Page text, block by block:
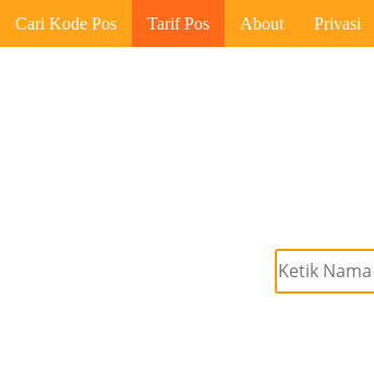
Cari Kode Pos Tarif Pos About Privasi